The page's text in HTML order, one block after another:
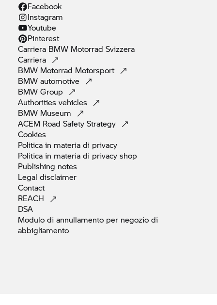
Facebook
Instagram
Youtube
Pinterest
Carriera BMW Motorrad Svizzera
Carriera
BMW Motorrad Motorsport
BMWautomotive
BMWGroup
Authoritiesvehicles
BMW Museum
ACEM Road SafetyStrategy
Cookies
Politica in materia di privacy
Politica in materia di privacyshop
Publishing notes
Legaldisclaimer
Contact
REACH
DSA
Modulo di annullamento per negozio di
abbigliamento